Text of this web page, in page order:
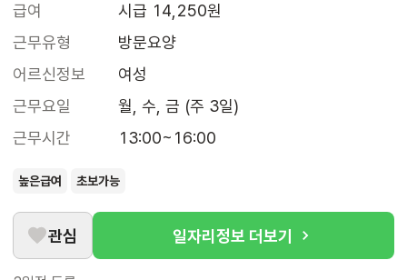
급여
시급 14,250원
근무유형
방문요양
어르신정보
여성
근무요일
월, 수, 금 (주 3일)
근무시간
13:00~16:00
높은급여 초보가능
관심 일자리정보 더보기